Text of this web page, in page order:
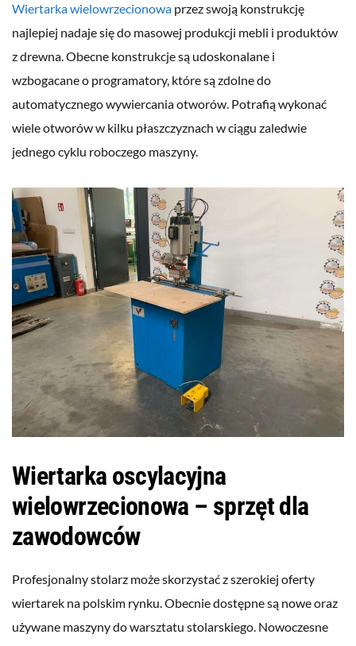
Wiertarka wielowrzecionowa przez swoją konstrukcję
najlepiej nadaje się do masowej produkcji mebli i produktów
z drewna. Obecne konstrukcje są udoskonalane i
wzbogacane o programatory, które są zdolne do
automatycznego wywiercania otworów. Potrafią wykonać
wiele otworów w kilku płaszczyznach w ciągu zaledwie
jednego cyklu roboczego maszyny.
Wiertarka oscylacyjna
wielowrzecionowa – sprzęt dla
zawodowców
Profesjonalny stolarz może skorzystać z szerokiej oferty
wiertarek na polskim rynku. Obecnie dostępne są nowe oraz
używane maszyny do warsztatu stolarskiego. Nowoczesne